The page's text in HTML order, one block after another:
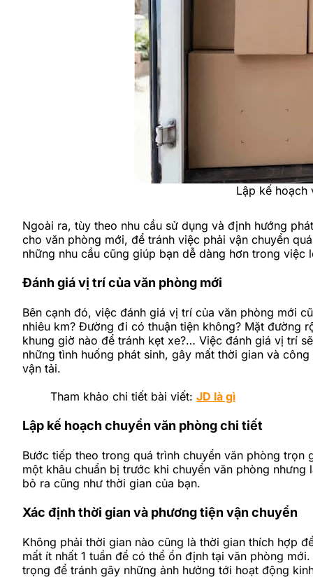
Lập kế hoạch
Ngoài ra, tùy theo nhu cầu sử dụng và định hướng
cho văn phòng mới, để tránh việc phải vận chuyển
những nhu cầu cũng giúp bạn dễ dàng hơn trong
Đánh giá vị trí của văn phòng mới
Bên cạnh đó, việc đánh giá vị trí của văn phòng mới
nhiêu km? Đường đi có thuận tiện không? Mặt đường
khung giờ nào để tránh kẹt xe?… Việc đánh giá vị trí
những tình huống phát sinh, gây mất thời gian và
vận tải.
Tham khảo chi tiết bài viết: JD là gì
Lập kế hoạch chuyển văn phòng chi tiết
Bước tiếp theo trong quá trình chuyển văn phòng
một khâu chuẩn bị trước khi chuyển văn phòng
bỏ ra cũng như thời gian của bạn.
Xác định thời gian và phương tiện vận chuyển
Không phải thời gian nào cũng là thời gian thích hợp
mất ít nhất 1 tuần để có thể ổn định tại văn phòng
trọng để tránh gây những ảnh hưởng tới hoạt động